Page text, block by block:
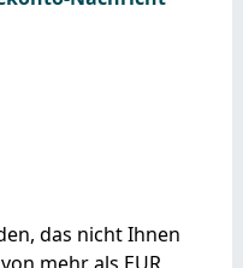
das nicht Ihnen